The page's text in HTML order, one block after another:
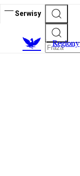
Serwisy
Regiony